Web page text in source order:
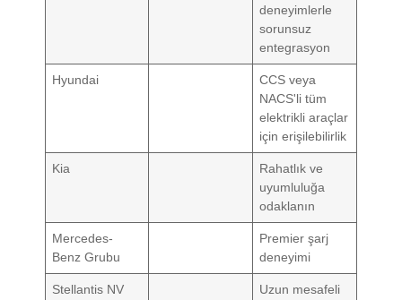
deneyimlerle
sorunsuz
entegrasyon
Hyundai
CCS veya
NACS'li tüm
elektrikli araçlar
için erişilebilirlik
Kia
Rahatlık ve
uyumluluğa
odaklanın
Mercedes-
Benz Grubu
Premier şarj
deneyimi
Stellantis NV
Uzun mesafeli